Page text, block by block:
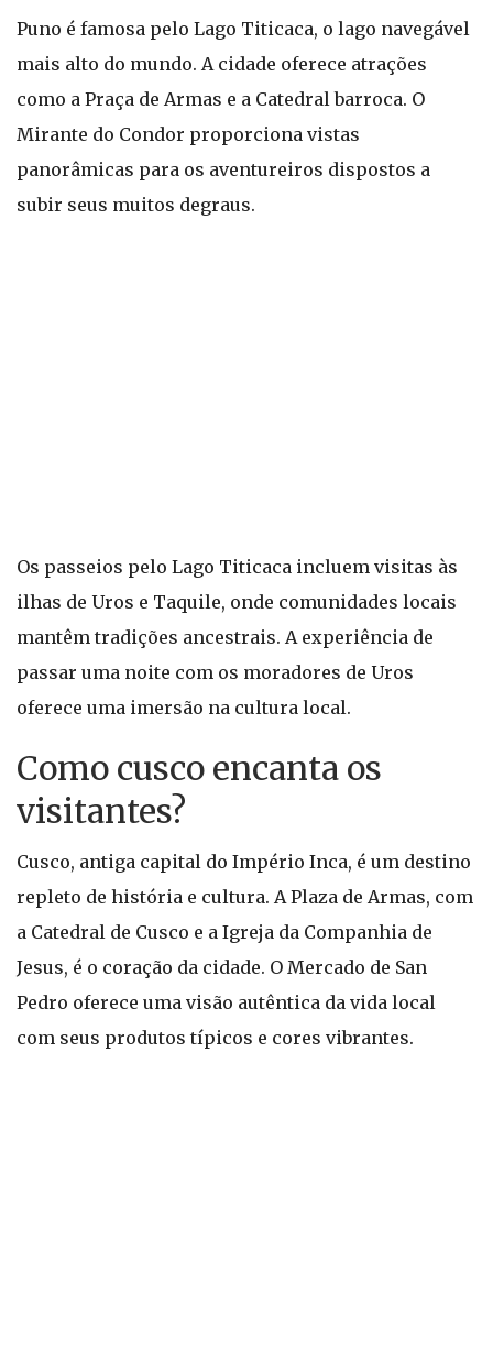
Puno é famosa pelo Lago Titicaca, o lago navegável
mais alto do mundo. A cidade oferece atrações
como a Praça de Armas e a Catedral barroca. O
Mirante do Condor proporciona vistas
panorâmicas para os aventureiros dispostos a
subir seus muitos degraus.
Os passeios pelo Lago Titicaca incluem visitas às
ilhas de Uros e Taquile, onde comunidades locais
mantêm tradições ancestrais. A experiência de
passar uma noite com os moradores de Uros
oferece uma imersão na cultura local.
Como cusco encanta os
visitantes?
Cusco, antiga capital do Império Inca, é um destino
repleto de história e cultura. A Plaza de Armas, com
a Catedral de Cusco e a Igreja da Companhia de
Jesus, é o coração da cidade. O Mercado de San
Pedro oferece uma visão autêntica da vida local
com seus produtos típicos e cores vibrantes.